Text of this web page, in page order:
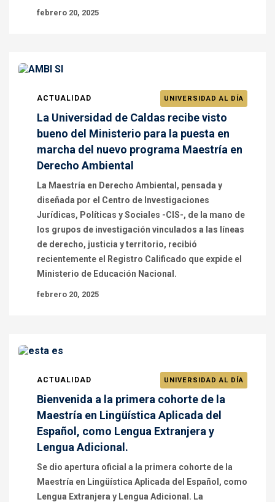
febrero 20, 2025
ACTUALIDAD UNIVERSIDAD AL DÍA
La Universidad de Caldas recibe visto
bueno del Ministerio para la puesta en
marcha del nuevo programa Maestría en
Derecho Ambiental
La Maestría en Derecho Ambiental, pensada y
diseñada por el Centro de Investigaciones
Jurídicas, Políticas y Sociales -CIS-, de la mano de
los grupos de investigación vinculados a las líneas
de derecho, justicia y territorio, recibió
recientemente el Registro Calificado que expide el
Ministerio de Educación Nacional.
febrero 20, 2025
ACTUALIDAD UNIVERSIDAD AL DÍA
Bienvenida a la primera cohorte de la
Maestría en Lingüística Aplicada del
Español, como Lengua Extranjera y
Lengua Adicional.
Se dio apertura oficial a la primera cohorte de la
Maestría en Lingüística Aplicada del Español, como
Lengua Extranjera y Lengua Adicional. La